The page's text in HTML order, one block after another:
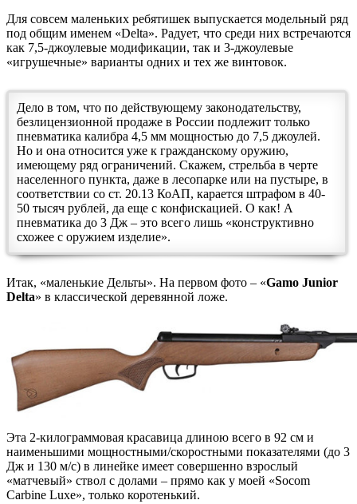
Для совсем маленьких ребятишек выпускается модельный ряд
под общим именем «Delta». Радует, что среди них встречаются
как 7,5-джоулевые модификации, так и 3-джоулевые
«игрушечные» варианты одних и тех же винтовок.
Дело в том, что по действующему законодательству,
безлицензионной продаже в России подлежит только
пневматика калибра 4,5 мм мощностью до 7,5 джоулей.
Но и она относится уже к гражданскому оружию,
имеющему ряд ограничений. Скажем, стрельба в черте
населенного пункта, даже в лесопарке или на пустыре, в
соответствии со ст. 20.13 КоАП, карается штрафом в 40-
50 тысяч рублей, да еще с конфискацией. О как! А
пневматика до 3 Дж – это всего лишь «конструктивно
схожее с оружием изделие».
Итак, «маленькие Дельты». На первом фото – «Gamo Junior
Delta» в классической деревянной ложе.
Эта 2-килограммовая красавица длиною всего в 92 см и
наименьшими мощностными/скоростными показателями (до 3
Дж и 130 м/с) в линейке имеет совершенно взрослый
«матчевый» ствол с долами – прямо как у моей «Socom
Carbine Luxe», только коротенький.